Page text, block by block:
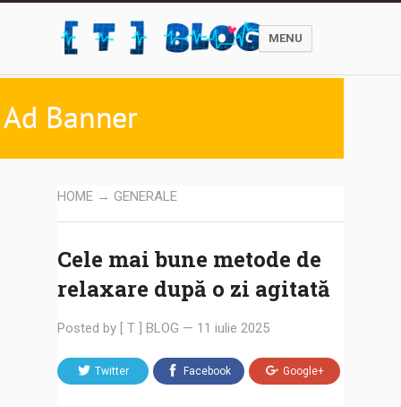
MENU
HOME → GENERALE
Cele mai bune metode de
relaxare după o zi agitată
Posted by [ T ] BLOG — 11 iulie 2025
Twitter Facebook Google+